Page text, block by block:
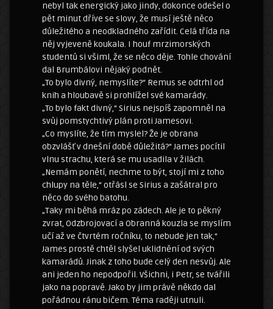
nebyl tak energický jako jindy, dokonce odešel o
pět minut dříve se slovy, že musí ještě něco
důležitého a neodkladného zařídit. Celá třída na
něj vyjeveně koukala. I houf mrzimorských
studentů si všiml, že se něco děje. Tohle chování
dal Brumbálovi nějaký podnět.
„To bylo divný, nemyslíte?“ Remus se odtrhl od
knih a hloubavě si prohlížel své kamarády.
„To bylo fakt divný,“ Sirius nejspíš zapomněl na
svůj pomstychtivý plán proti Jamesovi.
„Co myslíte, že tím myslel? Že je obrana
obzvlášť v dnešní době důležitá?“ James pocítil
vlnu strachu, která se mu usadila v žilách.
„Nemám ponětí, nechme to být, stojí mi z toho
chlupy na těle,“ otřásl se Sirius a zašátral pro
něco do svého batohu.
„Taky mi běhá mráz po zádech. Ale je to pěkný
zvrat, Odzbrojovací a Obranná kouzla se myslím
učí až ve čtvrtém ročníku, to nebude jen tak,“
James prostě chtěl slyšel uklidnění od svých
kamarádů. Jinak z toho bude celý den nesvůj. Ale
ani jeden ho nepodpořil. Všichni, i Petr, se tvářili
jako na popravě. Jako by jim právě někdo dal
pořádnou ránu bičem. Téma raději utnuli.